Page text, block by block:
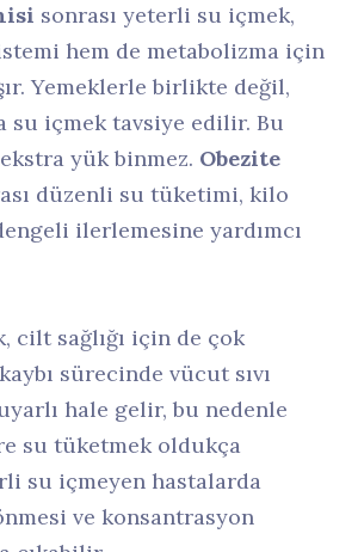
sonrası yeterli su içmek,
hem de metabolizma için
Yemeklerle birlikte değil,
su içmek tavsiye edilir. Bu
yük binmez. Obezite
düzenli su tüketimi, kilo
ilerlemesine yardımcı
cilt sağlığı için de çok
sürecinde vücut sıvı
hale gelir, bu nedenle
su tüketmek oldukça
su içmeyen hastalarda
ve konsantrasyon